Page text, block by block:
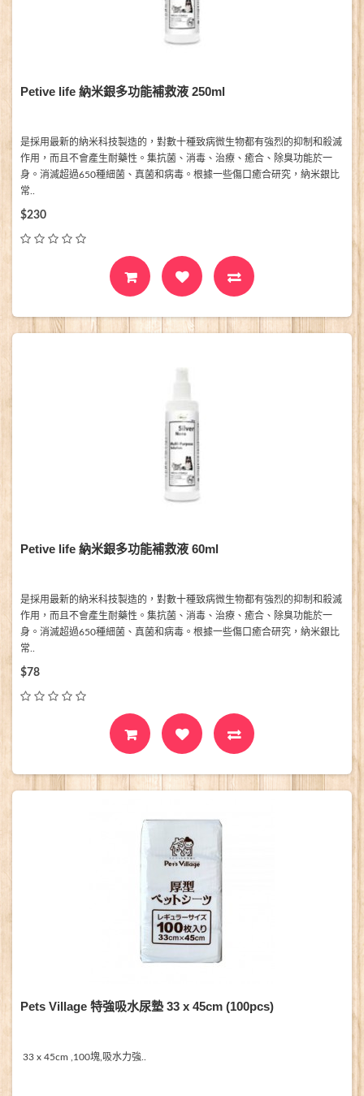
Petive life 納米銀多功能補救液 250ml
是採用最新的納米科技製造的，對數十種致病微生物都有強烈的抑制和殺滅
作用，而且不會產生耐藥性。集抗菌、消毒、治療、癒合、除臭功能於一
身。消滅超過650種細菌、真菌和病毒。根據一些傷口癒合研究，納米銀比
常..
$230
Petive life 納米銀多功能補救液 60ml
是採用最新的納米科技製造的，對數十種致病微生物都有強烈的抑制和殺滅
作用，而且不會產生耐藥性。集抗菌、消毒、治療、癒合、除臭功能於一
身。消滅超過650種細菌、真菌和病毒。根據一些傷口癒合研究，納米銀比
常..
$78
Pets Village 特強吸水尿墊 33 x 45cm (100pcs)
33 x 45cm ,100塊,吸水力強..